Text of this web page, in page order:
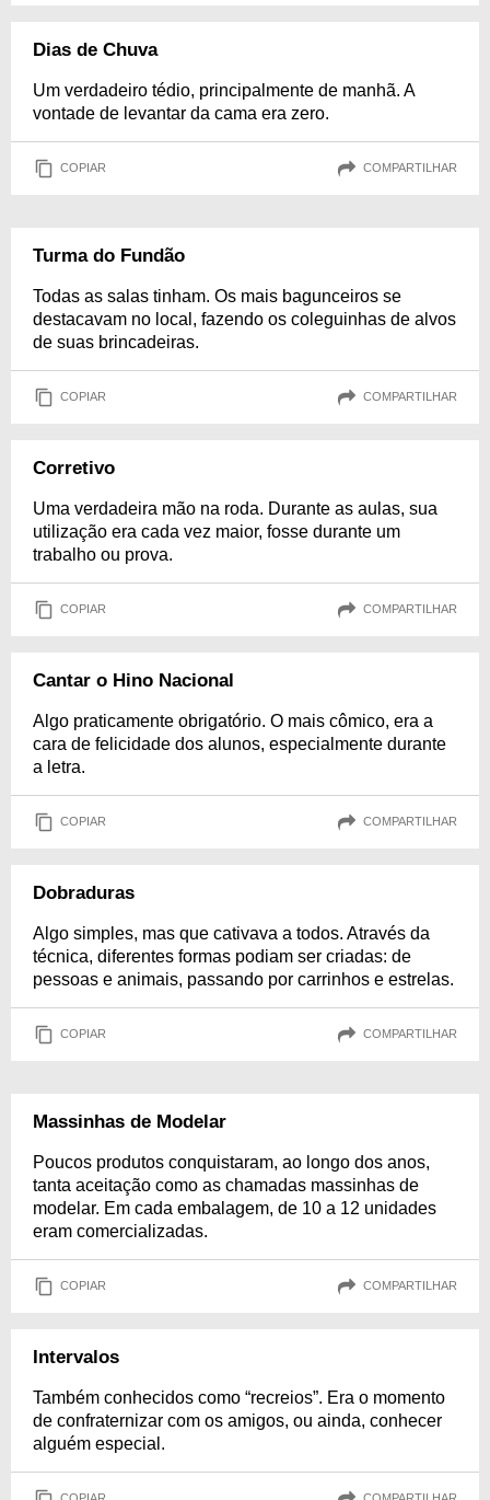
Dias de Chuva
Um verdadeiro tédio, principalmente de manhã. A
vontade de levantar da cama era zero.
COPIAR COMPARTILHAR
Turma do Fundão
Todas as salas tinham. Os mais bagunceiros se
destacavam no local, fazendo os coleguinhas de alvos
de suas brincadeiras.
COPIAR COMPARTILHAR
Corretivo
Uma verdadeira mão na roda. Durante as aulas, sua
utilização era cada vez maior, fosse durante um
trabalho ou prova.
COPIAR COMPARTILHAR
Cantar o Hino Nacional
Algo praticamente obrigatório. O mais cômico, era a
cara de felicidade dos alunos, especialmente durante
a letra.
COPIAR COMPARTILHAR
Dobraduras
Algo simples, mas que cativava a todos. Através da
técnica, diferentes formas podiam ser criadas: de
pessoas e animais, passando por carrinhos e estrelas.
COPIAR COMPARTILHAR
Massinhas de Modelar
Poucos produtos conquistaram, ao longo dos anos,
tanta aceitação como as chamadas massinhas de
modelar. Em cada embalagem, de 10 a 12 unidades
eram comercializadas.
COPIAR COMPARTILHAR
Intervalos
Também conhecidos como “recreios”. Era o momento
de confraternizar com os amigos, ou ainda, conhecer
alguém especial.